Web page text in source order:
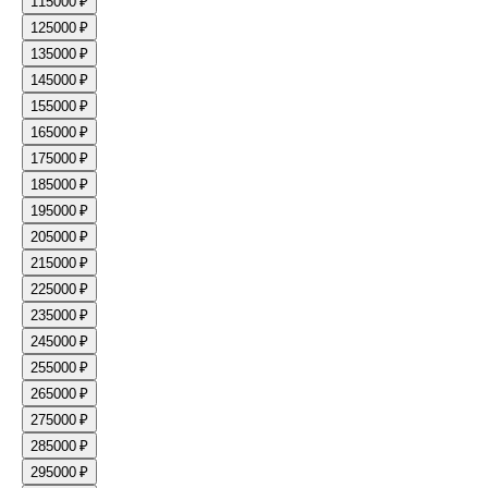
125000 ₽
135000 ₽
145000 ₽
155000 ₽
165000 ₽
175000 ₽
185000 ₽
195000 ₽
205000 ₽
215000 ₽
225000 ₽
235000 ₽
245000 ₽
255000 ₽
265000 ₽
275000 ₽
285000 ₽
295000 ₽